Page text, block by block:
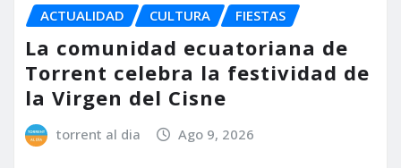
ACTUALIDAD CULTURA FIESTAS
La comunidad ecuatoriana de
Torrent celebra la festividad de
la Virgen del Cisne
torrent al dia Ago 9, 2026